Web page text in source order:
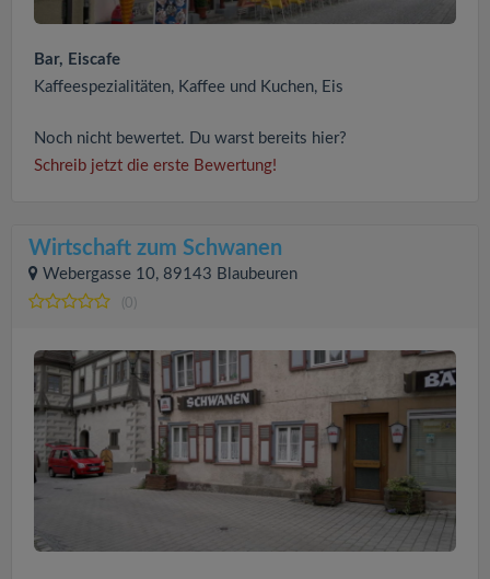
Bar, Eiscafe
Kaffeespezialitäten, Kaffee und Kuchen, Eis
Noch nicht bewertet. Du warst bereits hier?
Schreib jetzt die erste Bewertung!
Wirtschaft zum Schwanen
Webergasse 10, 89143 Blaubeuren
(0)